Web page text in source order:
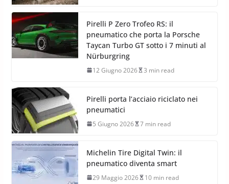
Pirelli P Zero Trofeo RS: il
pneumatico che porta la Porsche
Taycan Turbo GT sotto i 7 minuti al
Nürburgring
12 Giugno 2026 3 min read
Pirelli porta l’acciaio riciclato nei
pneumatici
5 Giugno 2026 7 min read
Michelin Tire Digital Twin: il
pneumatico diventa smart
29 Maggio 2026 10 min read